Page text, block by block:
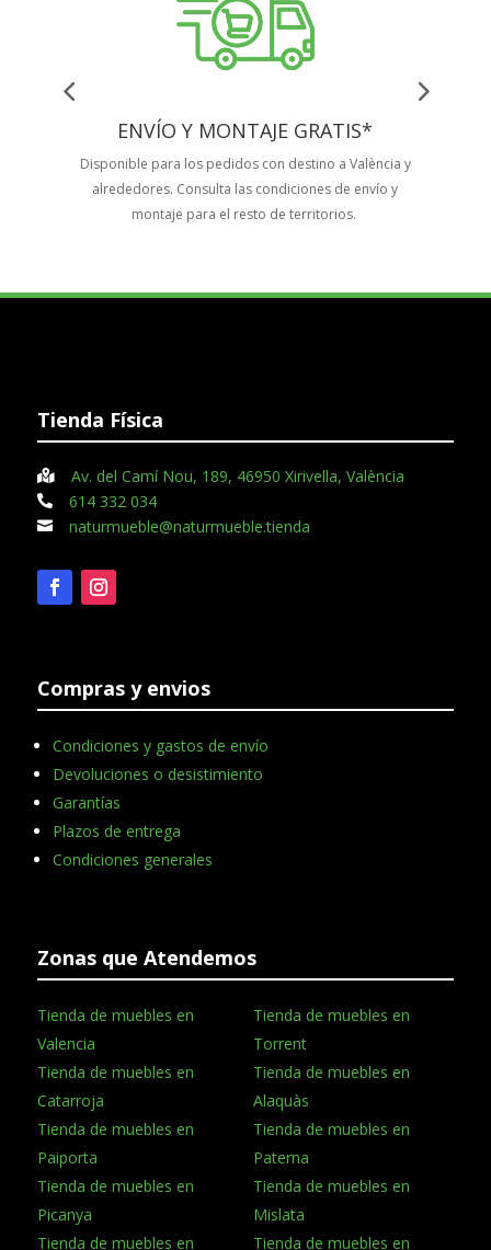
ENVÍO Y MONTAJE GRATIS*
Disponible para los pedidos con destino a València y
alrededores. Consulta las condiciones de envío y
montaje para el resto de territorios.
Tienda Física
 Av. del Camí Nou, 189, 46950 Xirivella, València
 614 332 034
 naturmueble@naturmueble.tienda
Compras y envios
Condiciones y gastos de envío
Devoluciones o desistimiento
Garantías
Plazos de entrega
Condiciones generales
Zonas que Atendemos
Tienda de muebles en
Valencia
Tienda de muebles en
Catarroja
Tienda de muebles en
Paiporta
Tienda de muebles en
Picanya
Tienda de muebles en
Tienda de muebles en
Torrent
Tienda de muebles en
Alaquàs
Tienda de muebles en
Paterna
Tienda de muebles en
Mislata
Tienda de muebles en